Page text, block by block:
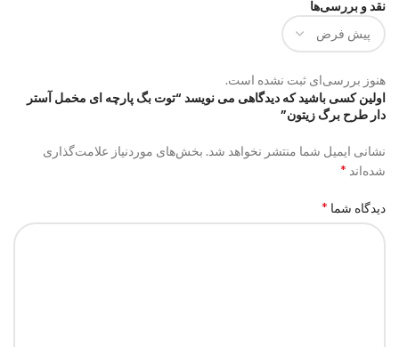
نقد و بررسی‌ها
هنوز بررسی‌ای ثبت نشده است.
اولین کسی باشید که دیدگاهی می نویسد “توت بگ پارچه ای مخمل آستر
دار طرح برگ زیتون”
نشانی ایمیل شما منتشر نخواهد شد. بخش‌های موردنیاز علامت‌گذاری
شده‌اند *
دیدگاه شما *